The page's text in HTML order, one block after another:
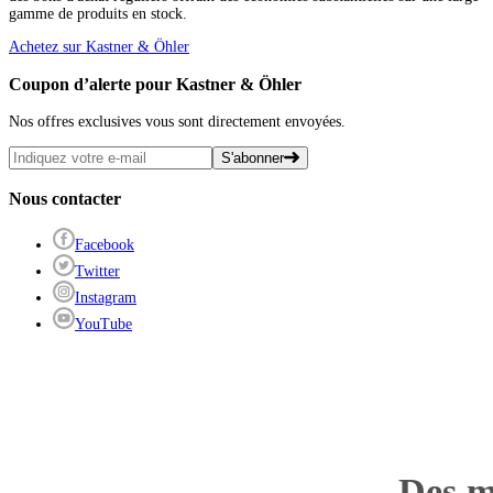
gamme de produits en stock.
Achetez sur Kastner & Öhler
Coupon d’alerte pour Kastner & Öhler
Nos offres exclusives vous sont directement envoyées.
S'abonner
Nous contacter
Facebook
Twitter
Instagram
YouTube